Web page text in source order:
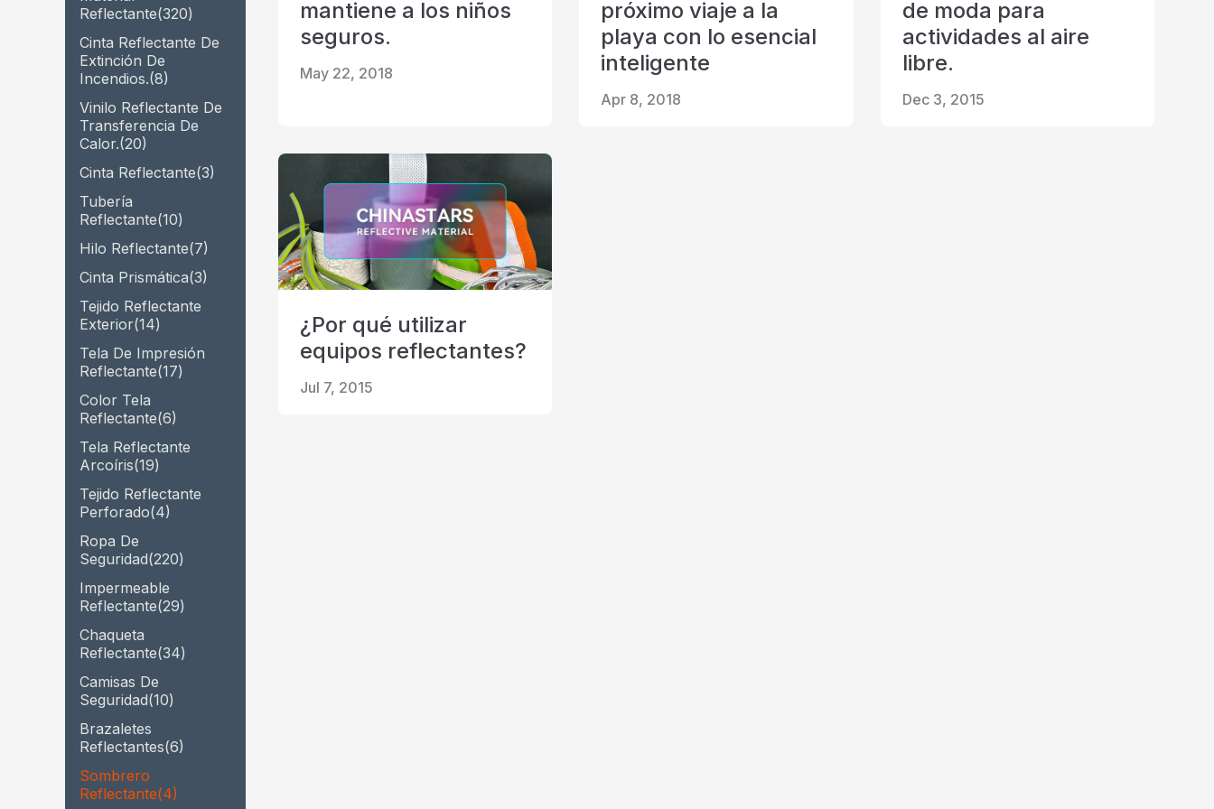
Cinta prismática
de material que brilla en la
oscuridad
Reflectante(320)
Cinta Reflectante De
Extinción De
Incendios.(8)
Vinilo Reflectante De
Transferencia De
Calor.(20)
Cinta Reflectante(3)
Tubería
Reflectante(10)
Hilo Reflectante(7)
Cinta Prismática(3)
Tejido Reflectante
Exterior(14)
Tela De Impresión
Reflectante(17)
Color Tela
Reflectante(6)
Tela Reflectante
Arcoíris(19)
Tejido Reflectante
Perforado(4)
Ropa De
Seguridad(220)
Impermeable
Reflectante(29)
Chaqueta
Reflectante(34)
Camisas De
Seguridad(10)
Brazaletes
Reflectantes(6)
Sombrero
Reflectante(4)
mantiene a los niños
seguros.
May 22, 2018
próximo viaje a la
playa con lo esencial
inteligente
Apr 8, 2018
de moda para
actividades al aire
libre.
Dec 3, 2015
¿Por qué utilizar
equipos reflectantes?
Jul 7, 2015